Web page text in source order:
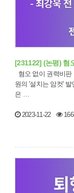
[231122] (논평) 혐
원의 '설치는 암컷' 발언에 부쳐 언론 보도에 따르
은 …
2023-11-22